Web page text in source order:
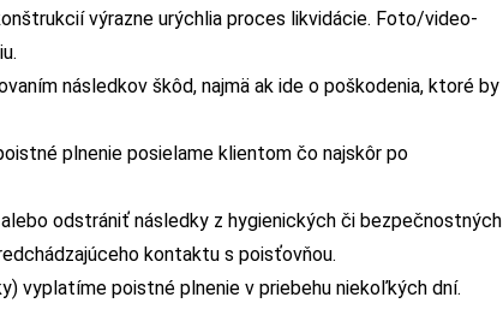
výrazne urýchlia proces likvidácie. Foto/video-
následkov škôd, najmä ak ide o poškodenia, ktoré by
plnenie posielame klientom čo najskôr po
alebo odstrániť následky z hygienických či bezpečnostných
kontaktu s poisťovňou.
vyplatíme poistné plnenie v priebehu niekoľkých dní.